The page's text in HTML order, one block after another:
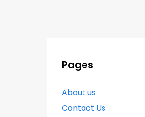
Pages
About us
Contact Us